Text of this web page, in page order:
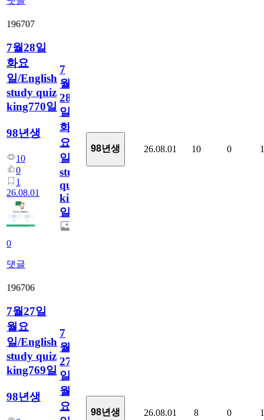
196707
7월28일
화요
일/English
study quiz
king770일
98년생
10
0
1
26.08.01
0
댓글
7
월
28
일
화
요
일/English
study
quiz
king770
일
98년생 26.08.01 10 0 1
196706
7월27일
월요
일/English
study quiz
king769일
98년생
7
월
27
일
월
요
98년생 26.08.01 8 0 1